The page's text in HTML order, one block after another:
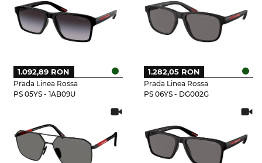
Prada Linea Rossa
PS 05YS - 1AB09U
1.092,89 RON
Prada Linea Rossa
PS 06YS - DG002G
1.282,05 RON